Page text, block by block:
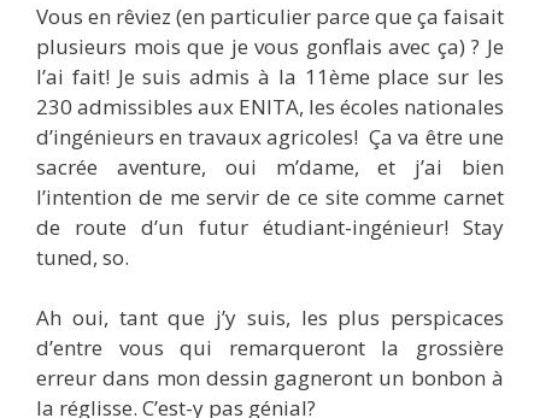
Vous en rêviez (en particulier parce que ça faisait
plusieurs mois que je vous gonflais avec ça) ? Je
l’ai fait! Je suis admis à la 11ème place sur les
230 admissibles aux ENITA, les écoles nationales
d’ingénieurs en travaux agricoles! Ça va être une
sacrée aventure, oui m’dame, et j’ai bien
l’intention de me servir de ce site comme carnet
de route d’un futur étudiant-ingénieur! Stay
tuned, so.
Ah oui, tant que j’y suis, les plus perspicaces
d’entre vous qui remarqueront la grossière
erreur dans mon dessin gagneront un bonbon à
la réglisse. C’est-y pas génial?